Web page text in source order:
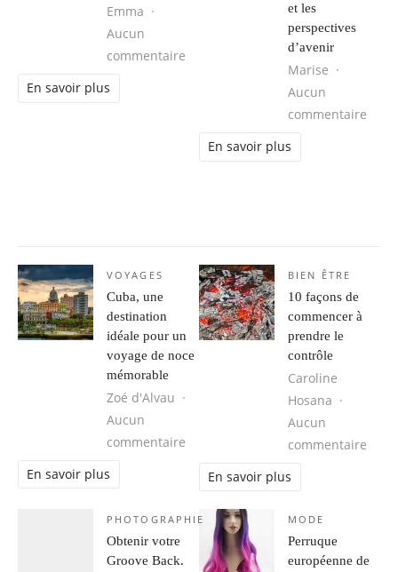
Emma
Aucun
commentaire sur Optimiser la productivité de
En savoir plus
et les
perspectives
d’avenir
Marise
Aucun
commentaire
En savoir plus
VOYAGES
Cuba, une
destination
idéale pour un
voyage de noce
mémorable
Zoé d'Alvau
Aucun
commentaire sur Cuba, une destination idéale
En savoir plus
BIEN ÊTRE
10 façons de
commencer à
prendre le
contrôle
Caroline
Hosana
Aucun
commentaire
En savoir plus
PHOTOGRAPHIE
Obtenir votre
Groove Back.
MODE
Perruque
européenne de